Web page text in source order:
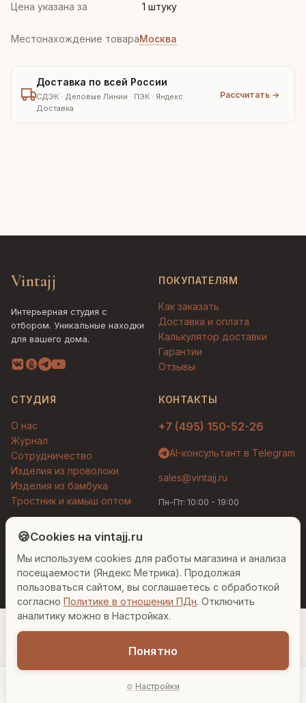
Цена указана за 1 штуку
Местонахождение товараМосква
Доставка по всей России
СДЭК · Деловые Линии · ПЭК · Яндекс
Доставка
Рассчитать →
− 1
Vintajj
Интерьерная студия с
отбором. Уникальные находки
для вашего дома.
ПОКУПАТЕЛЯМ
Как заказать
Доставка и оплата
Калькулятор доставки
Гарантии
Отзывы
СТУДИЯ
О нас
Журнал
Сотрудничество
Изделия из проволоки
Изделия из бамбука
Тростник и камыш оптом
КОНТАКТЫ
+7 (495) 150-52-26
AI-консультант в Telegram
sales@vintajj.ru
Пн-Пт: 10:00 - 19:00
© 2026 Vintajj. Все права защищены.
Договор оферты
Политика конфиденциальности
Согласие на обработку ПДн
Настройки cookies
🍪Cookies на vintajj.ru
Мы используем cookies для работы магазина и анализа
посещаемости (Яндекс Метрика). Продолжая
пользоваться сайтом, вы соглашаетесь с обработкой
согласно Политике в отношении ПДн. Отключить
аналитику можно в Настройках.
Понятно
Настройки
Людмила
Привет! Я Людмила, ваш персональный
консультант по декору. Чем могу помочь?
Вазы для гостиной Подарок до 5000₽ Сочетание металлов